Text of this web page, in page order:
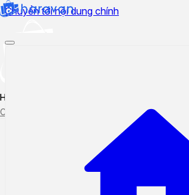
Chuyển tới nội dung chính
Hướng dẫn sử dụng
Cập nhật tính năng mới
Theo dõi ticket